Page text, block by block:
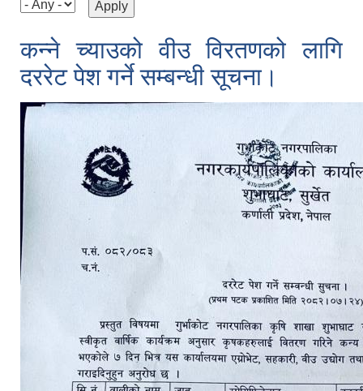
कन्ने च्याउको वीउ विरतणको लागि
दररेट पेश गर्ने सम्बन्धी सूचना।